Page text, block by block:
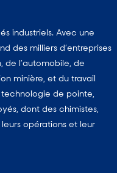
industriels. Avec une
des milliers d’entreprises
de l’automobile, de
minière, et du travail
de pointe,
dont des chimistes,
opérations et leur